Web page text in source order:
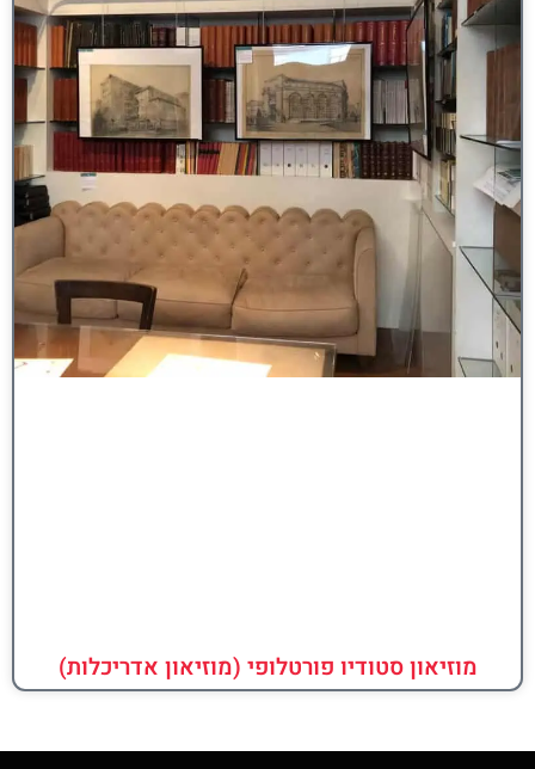
מוזיאון סטודיו פורטלופי (מוזיאון אדריכלות)